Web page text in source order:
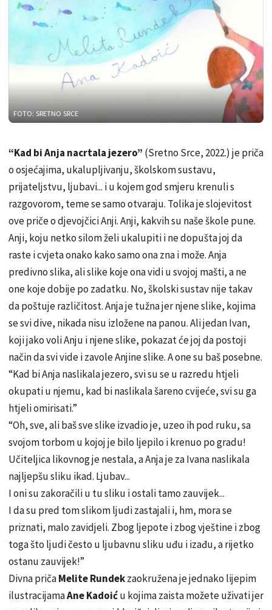
FOTO: SRETNO SRCE
“Kad bi Anja nacrtala jezero” (Sretno Srce, 2022.) je priča
o osjećajima, ukalupljivanju, školskom sustavu,
prijateljstvu, ljubavi... i u kojem god smjeru krenuli s
razgovorom, teme se samo otvaraju. Tolika je slojevitost
ove priče o djevojčici Anji. Anji, kakvih su naše škole pune.
Anji, koju netko silom želi ukalupiti i ne dopušta joj da
raste i cvjeta onako kako samo ona zna i može. Anja
predivno slika, ali slike koje ona vidi u svojoj mašti, a ne
one koje dobije po zadatku. No, školski sustav nije takav
da poštuje različitost. Anja je tužna jer njene slike, kojima
se svi dive, nikada nisu izložene na panou. Ali jedan Ivan,
koji jako voli Anju i njene slike, pokazat će joj da postoji
način da svi vide i zavole Anjine slike. A one su baš posebne.
“Kad bi Anja naslikala jezero, svi su se u razredu htjeli
okupati u njemu, kad bi naslikala šareno cvijeće, svi su ga
htjeli omirisati.”
“Oh, sve, ali baš sve slike izvadio je, uzeo ih pod ruku, sa
svojom torbom u kojoj je bilo ljepilo i krenuo po gradu!
Učiteljica likovnog je nestala, a Anja je za Ivana naslikala
najljepšu sliku ikad. Ljubav...️
I oni su zakoračili u tu sliku i ostali tamo zauvijek...
I da su pred tom slikom ljudi zastajali i, hm, mora se
priznati, malo zavidjeli. Zbog ljepote i zbog vještine i zbog
toga što ljudi često u ljubavnu sliku uđu i izađu, a rijetko
ostanu zauvijek!”
Divna pričaMelite Rundekzaokružena je jednako lijepim
ilustracijamaAne Kadoiću kojima zaista možete uživati jer